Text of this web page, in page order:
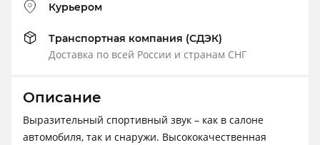
Курьером
Транспортная компания (СДЭК)
Доставка по всей России и странам СНГ
Описание
Выразительный спортивный звук – как в салоне
автомобиля, так и снаружи. Высококачественная